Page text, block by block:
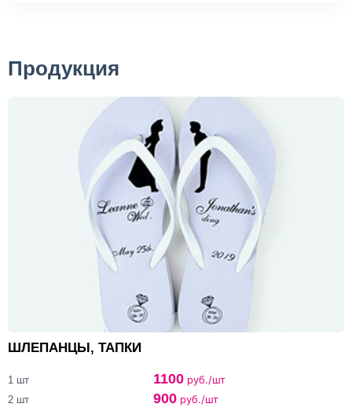
Продукция
ШЛЕПАНЦЫ, ТАПКИ
1 шт 1100 руб./шт
2 шт 900 руб./шт